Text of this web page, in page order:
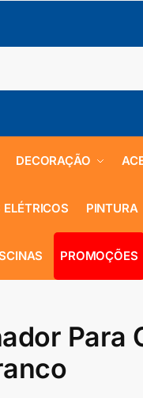
DECORAÇÃO
PINTURA
PROMOÇÕES
Para